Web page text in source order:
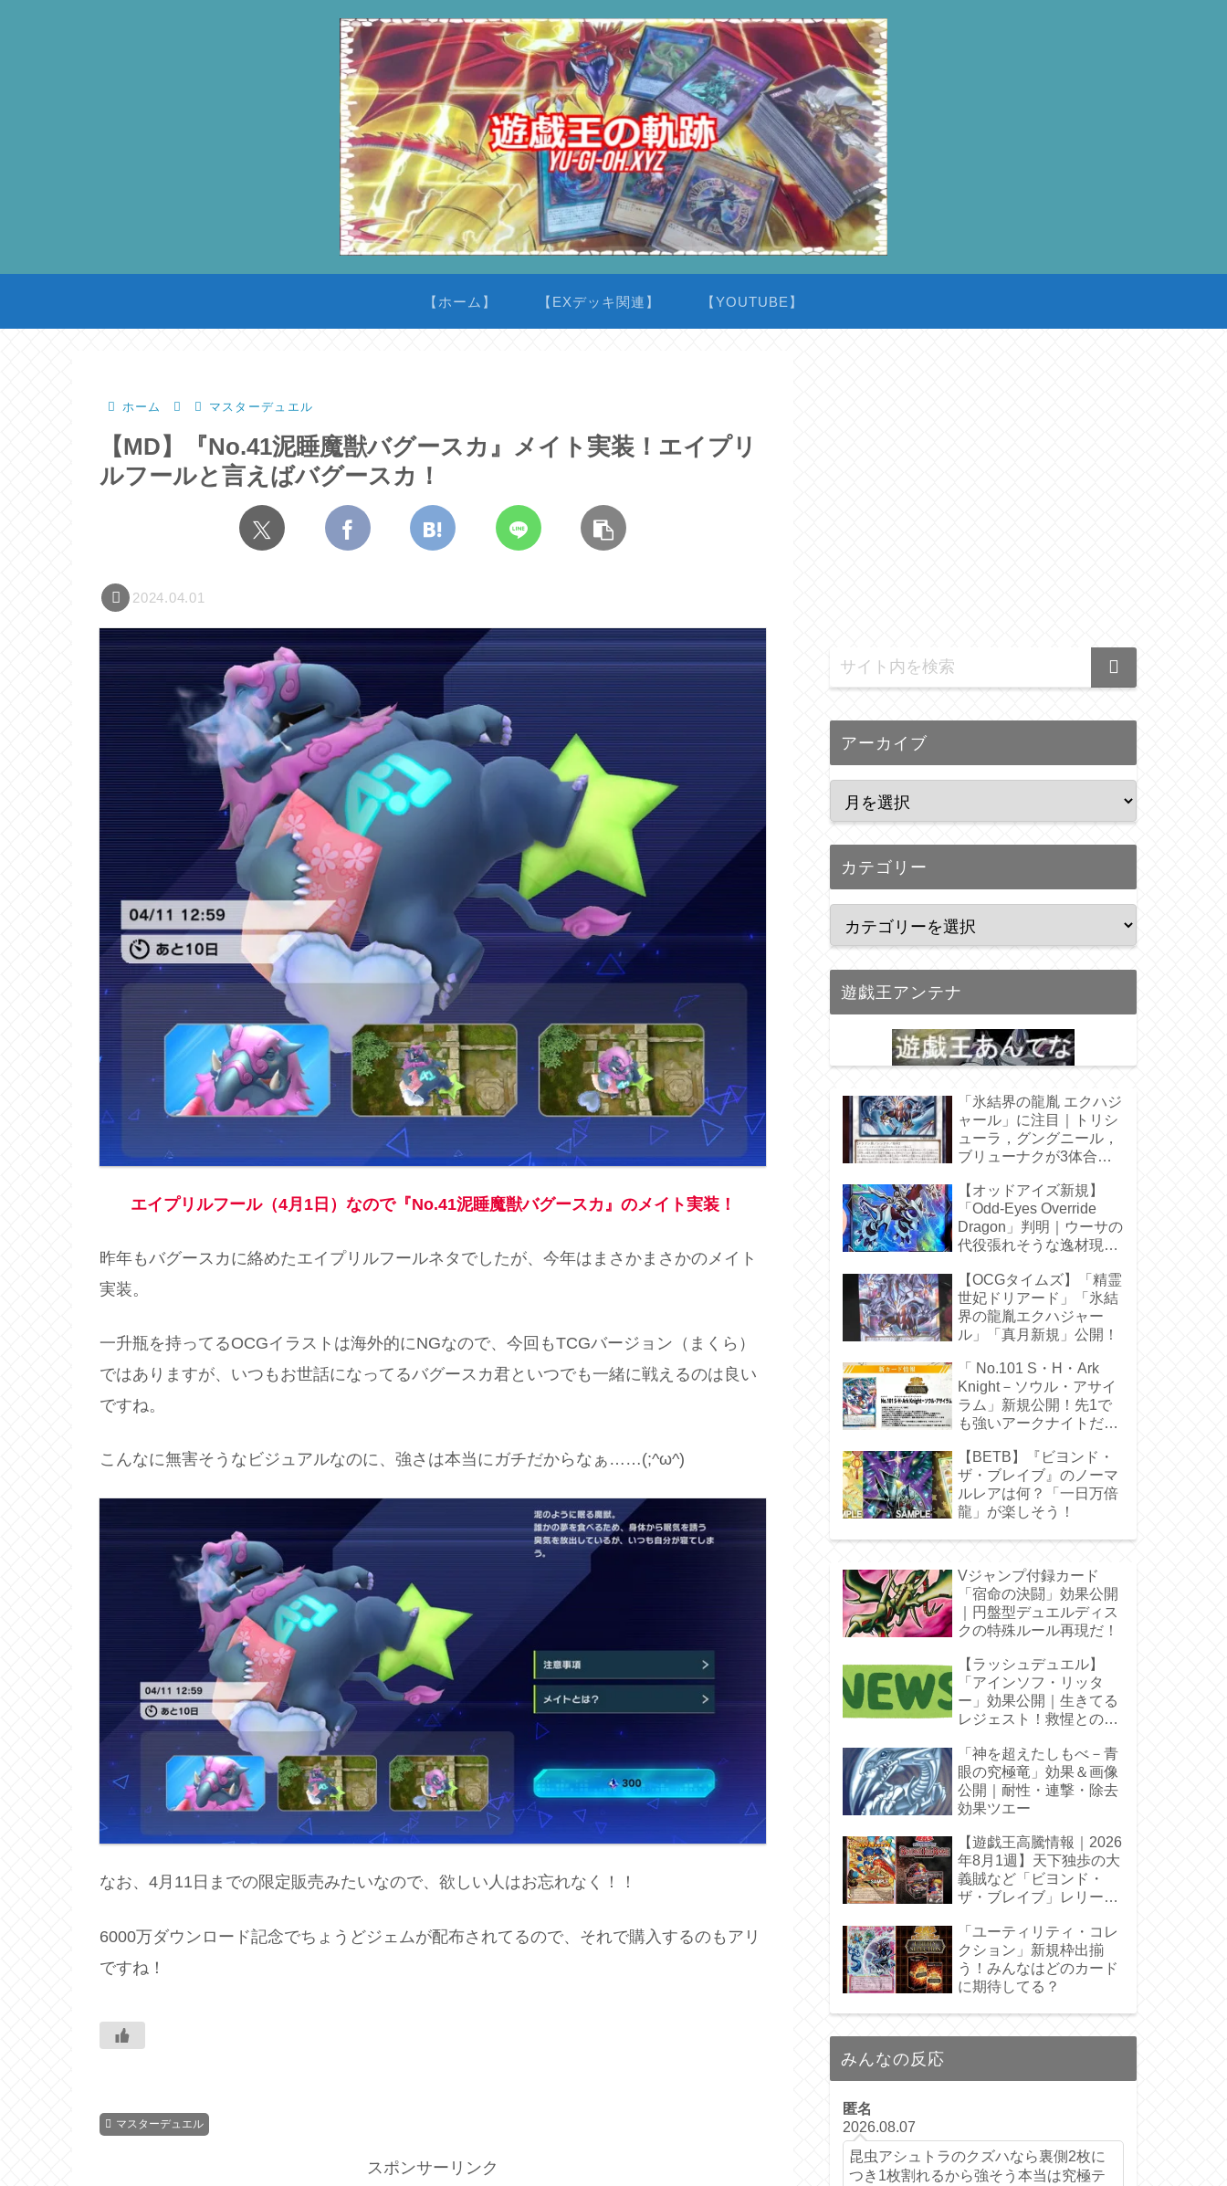
【ホーム】 【EXデッキ関連】 【YOUTUBE】
ホーム マスターデュエル
【MD】『No.41泥睡魔獣バグースカ』メイト実装！エイプリ
ルフールと言えばバグースカ！
2024.04.01
エイプリルフール（4月1日）なので『No.41泥睡魔獣バグースカ』のメイト実装！
昨年もバグースカに絡めたエイプリルフールネタでしたが、今年はまさかまさかのメイト
実装。
一升瓶を持ってるOCGイラストは海外的にNGなので、今回もTCGバージョン（まくら）
ではありますが、いつもお世話になってるバグースカ君といつでも一緒に戦えるのは良い
ですね。
こんなに無害そうなビジュアルなのに、強さは本当にガチだからなぁ……(;^ω^)
なお、4月11日までの限定販売みたいなので、欲しい人はお忘れなく！！
6000万ダウンロード記念でちょうどジェムが配布されてるので、それで購入するのもアリ
ですね！
マスターデュエル
スポンサーリンク
アーカイブ
カテゴリー
遊戯王アンテナ
「氷結界の龍胤 エクハジ
ャール」に注目｜トリシ
ューラ，グングニール，
ブリューナクが3体合
【オッドアイズ新規】
「Odd-Eyes Override
Dragon」判明｜ウーサの
代役張れそうな逸材現
【OCGタイムズ】「精霊
世妃ドリアード」「氷結
界の龍胤エクハジャー
ル」「真月新規」公開！
「 No.101 S・H・Ark
Knight－ソウル・アサイ
ラム」新規公開！先1で
も強いアークナイトだ
【BETB】『ビヨンド・
ザ・ブレイブ』のノーマ
ルレアは何？「一日万倍
龍」が楽しそう！
Vジャンプ付録カード
「宿命の決闘」効果公開
｜円盤型デュエルディス
クの特殊ルール再現だ！
【ラッシュデュエル】
「アインソフ・リッタ
ー」効果公開｜生きてる
レジェスト！救惺との相
「神を超えたしもべ－青
眼の究極竜」効果＆画像
公開｜耐性・連撃・除去
効果ツエー
【遊戯王高騰情報｜2026
年8月1週】天下独歩の大
義賊など「ビヨンド・
ザ・ブレイブ」レリーフ
「ユーティリティ・コレ
クション」新規枠出揃
う！みんなはどのカード
に期待してる？
みんなの反応
匿名
2026.08.07
昆虫アシュトラのクズハなら裏側2枚に
つき1枚割れるから強そう本当は究極テ